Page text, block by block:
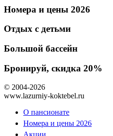
Номера и цены 2026
Отдых с детьми
Большой бассейн
Бронируй, скидка 20%
© 2004-2026
www.lazurniy-koktebel.ru
О пансионате
Номера и цены 2026
Акции